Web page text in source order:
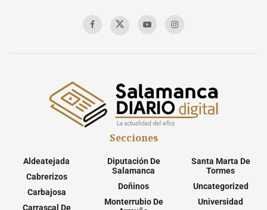
Secciones
Aldeatejada
Cabrerizos
Carbajosa
Carrascal De
Diputación De
Salamanca
Doñinos
Monterrubio De
Santa Marta De
Tormes
Uncategorized
Universidad